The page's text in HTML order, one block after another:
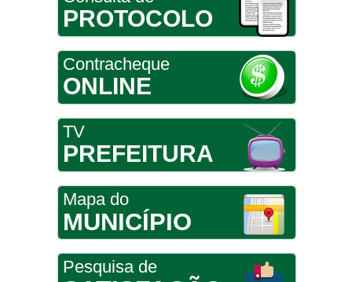
PROTOCOLO
Contracheque
ONLINE
TV
PREFEITURA
Mapa do
MUNICÍPIO
Pesquisa de